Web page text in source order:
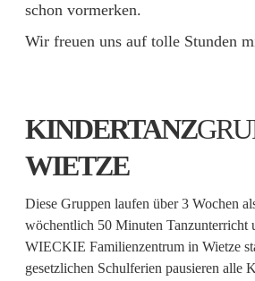
schon vormerken.
Wir freuen uns auf tolle Stunden
KINDERTANZ
WIETZE
Diese Gruppen laufen über 3 Wochen
wöchentlich 50 Minuten Tanzunterricht
WIECKIE Familienzentrum in Wietze
gesetzlichen Schulferien pausieren alle